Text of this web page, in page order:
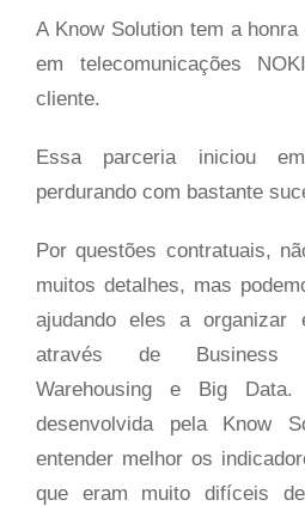
A Know Solution tem a
em telecomunicações
cliente.
Essa parceria iniciou
perdurando com bastante
Por questões contratuais,
muitos detalhes, mas
ajudando eles a organizar
através de Business
Warehousing e Big
desenvolvida pela Know
entender melhor os
que eram muito difíceis